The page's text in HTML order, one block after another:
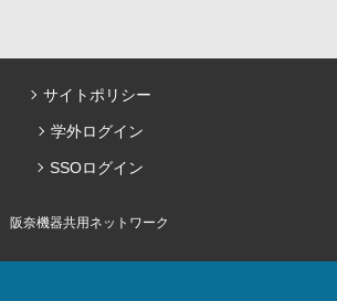
サイトポリシー
学外ログイン
SSOログイン
阪奈機器共用ネットワーク